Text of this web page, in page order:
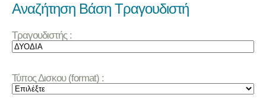
Αναζήτηση Βάση Τραγουδιστή
Τραγουδιστής :
Τύπος Δισκου (format) :